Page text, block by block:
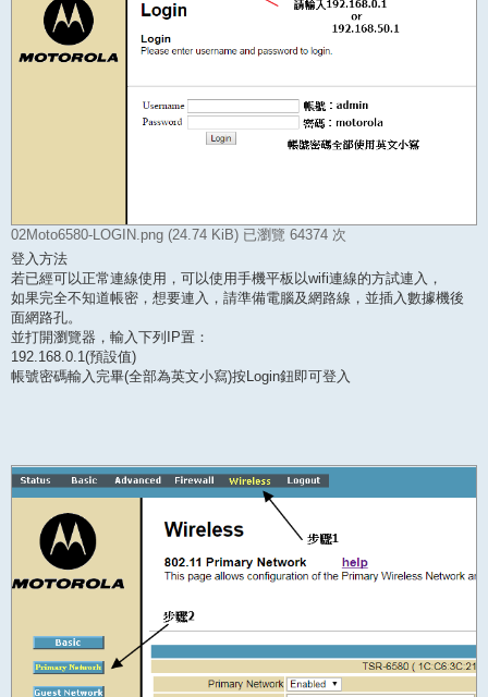
02Moto6580-LOGIN.png (24.74 KiB) 已瀏覽 64374 次
登入方法
若已經可以正常連線使用，可以使用手機平板以wifi連線的方試連入，
如果完全不知道帳密，想要連入，請準備電腦及網路線，並插入數據機後
面網路孔。
並打開瀏覽器，輸入下列IP置：
192.168.0.1(預設值)
帳號密碼輸入完畢(全部為英文小寫)按Login鈕即可登入